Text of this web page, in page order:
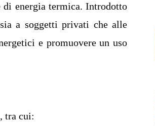
energia termica. Introdotto
a soggetti privati che alle
e promuovere un uso
tra cui: